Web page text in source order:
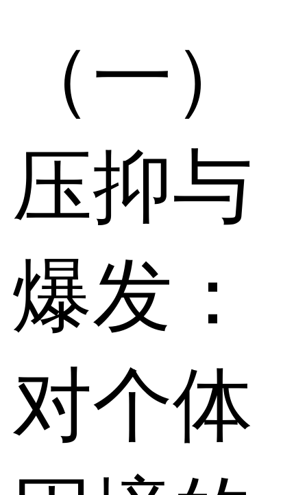
（一）
压抑与
爆发：
对个体